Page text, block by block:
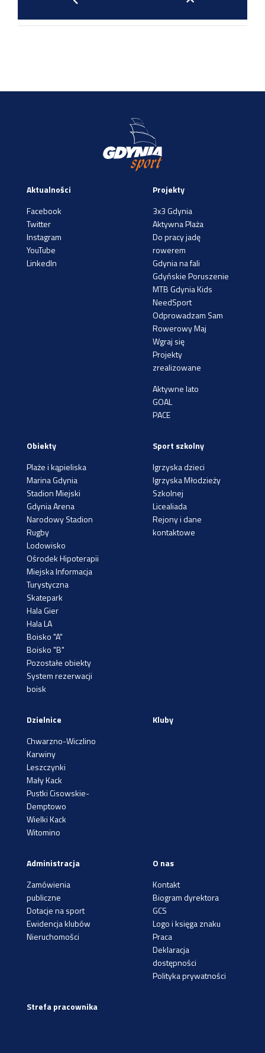
Aktualności
Facebook
Twitter
Instagram
YouTube
LinkedIn
Projekty
3x3 Gdynia
Aktywna Plaża
Do pracy jadę
rowerem
Gdynia na fali
Gdyńskie Poruszenie
MTB Gdynia Kids
NeedSport
Odprowadzam Sam
Rowerowy Maj
Wgraj się
Projekty
zrealizowane
Aktywne lato
GOAL
PACE
Obiekty
Plaże i kąpieliska
Marina Gdynia
Stadion Miejski
Gdynia Arena
Narodowy Stadion
Rugby
Lodowisko
Ośrodek Hipoterapii
Miejska Informacja
Turystyczna
Skatepark
Hala Gier
Hala LA
Boisko "A"
Boisko "B"
Pozostałe obiekty
System rezerwacji
boisk
Sport szkolny
Igrzyska dzieci
Igrzyska Młodzieży
Szkolnej
Licealiada
Rejony i dane
kontaktowe
Dzielnice
Chwarzno-Wiczlino
Karwiny
Leszczynki
Mały Kack
Pustki Cisowskie-
Demptowo
Wielki Kack
Witomino
Kluby
Administracja
Zamówienia
publiczne
Dotacje na sport
Ewidencja klubów
Nieruchomości
O nas
Kontakt
Biogram dyrektora
GCS
Logo i księga znaku
Praca
Deklaracja
dostępności
Polityka prywatności
Strefa pracownika